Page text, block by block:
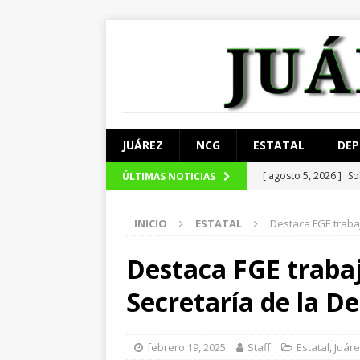
JUÁREZ NCG ESTATAL
ÚLTIMAS NOTICIAS [ agosto 5, 2026 ]
[ agosto 5, 2026 ]
[ agosto 4, 2026 ]
[ agosto 5, 2026 ]
INICIO ESTATAL Destaca FGE
Destaca FGE
Secretaría de la
febrero 19, 2025 Staff Estatal,